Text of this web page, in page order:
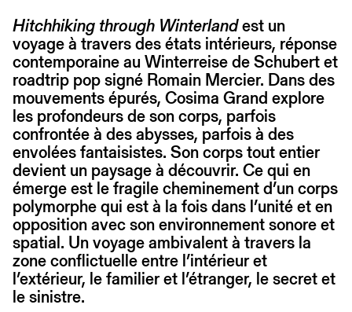
Hitchhiking through Winterlandest un
voyage à travers des états intérieurs, réponse
contemporaine au Winterreise de Schubert et
roadtrip pop signé Romain Mercier. Dans des
mouvements épurés, Cosima Grand explore
les profondeurs de son corps, parfois
confrontée à des abysses, parfois à des
envolées fantaisistes. Son corps tout entier
devient un paysage à découvrir. Ce qui en
émerge est le fragile cheminement d’un corps
polymorphe qui est à la fois dans l’unité et en
opposition avec son environnement sonore et
spatial. Un voyage ambivalent à travers la
zone conflictuelle entre l’intérieur et
l’extérieur, le familier et l’étranger, le secret et
le sinistre.